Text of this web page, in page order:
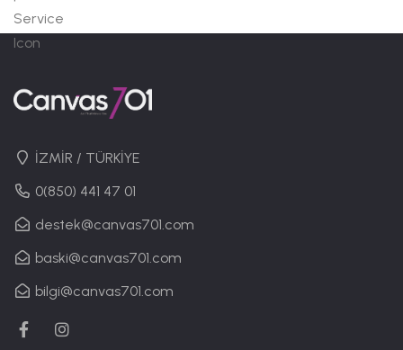
İZMİR / TÜRKİYE
0(850) 441 47 01
destek@canvas701.com
baski@canvas701.com
bilgi@canvas701.com